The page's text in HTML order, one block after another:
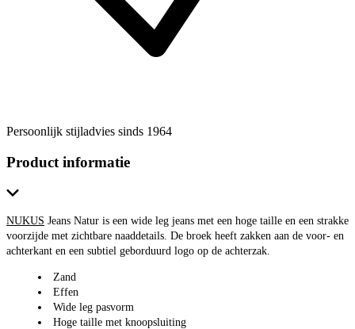
Persoonlijk stijladvies sinds 1964
Product informatie
NUKUS Jeans Natur is een wide leg jeans met een hoge taille en een strakke
voorzijde met zichtbare naaddetails. De broek heeft zakken aan de voor- en
achterkant en een subtiel geborduurd logo op de achterzak.
Zand
Effen
Wide leg pasvorm
Hoge taille met knoopsluiting